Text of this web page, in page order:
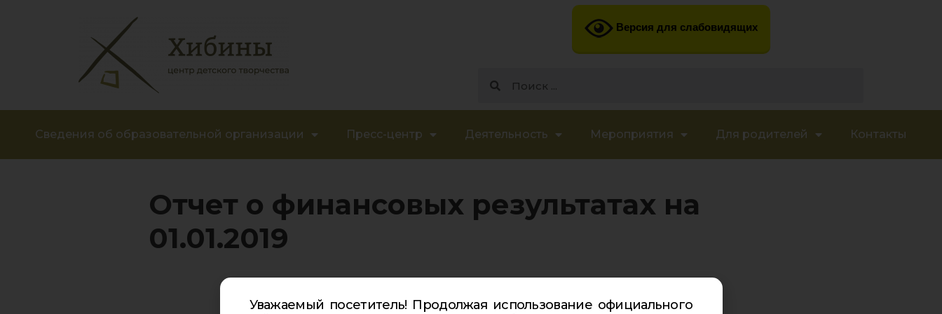
Версия для слабовидящих
Сведения об образовательной организации Пресс-центр Деятельность Мероприятия Для родителей Контакты
Отчет о финансовых результатах на
01.01.2019
Уважаемый посетитель! Продолжая использование официального